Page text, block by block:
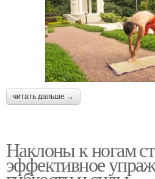
читать дальше →
Наклоны к ногам
эффективное